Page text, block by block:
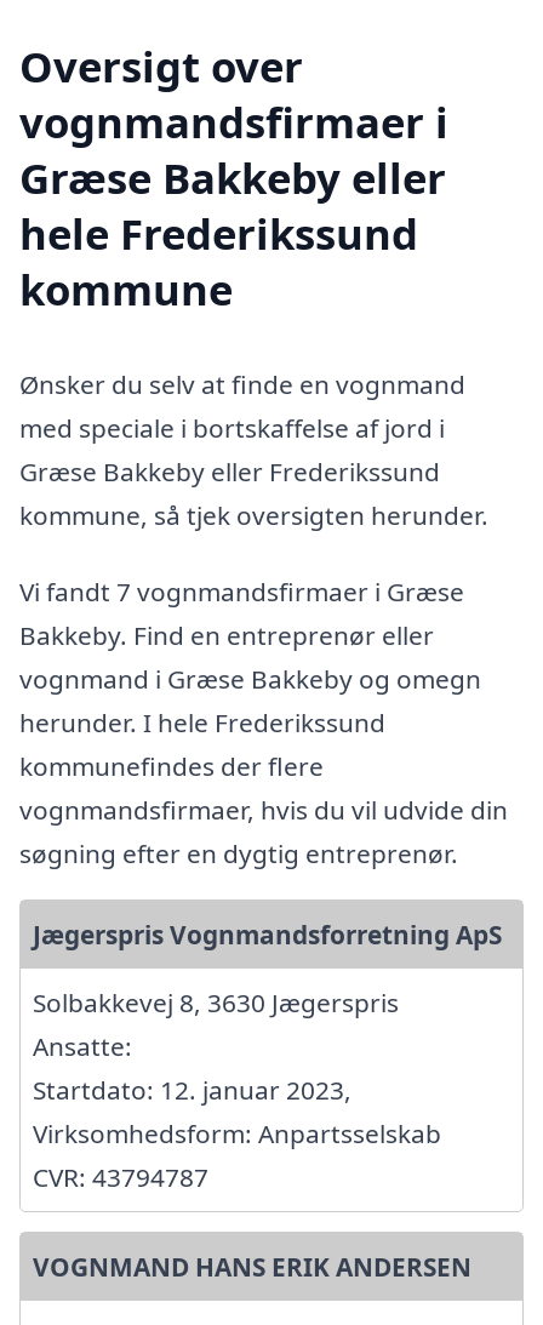
Oversigt over
vognmandsfirmaer i
Græse Bakkeby eller
hele Frederikssund
kommune
Ønsker du selv at finde en vognmand
med speciale i bortskaffelse af jord i
Græse Bakkeby eller Frederikssund
kommune, så tjek oversigten herunder.
Vi fandt 7 vognmandsfirmaer i Græse
Bakkeby. Find en entreprenør eller
vognmand i Græse Bakkeby og omegn
herunder. I hele Frederikssund
kommunefindes der flere
vognmandsfirmaer, hvis du vil udvide din
søgning efter en dygtig entreprenør.
Jægerspris Vognmandsforretning ApS
Solbakkevej 8, 3630 Jægerspris
Ansatte:
Startdato: 12. januar 2023,
Virksomhedsform: Anpartsselskab
CVR: 43794787
VOGNMAND HANS ERIK ANDERSEN